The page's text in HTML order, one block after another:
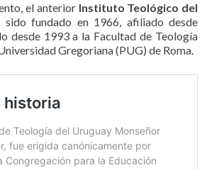
el anteriorInstituto Teológico del
sido fundado en 1966, afiliado desde
desde 1993 a la Facultad de Teología
Gregoriana (PUG) de Roma.